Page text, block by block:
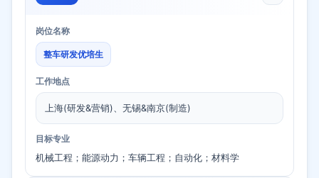
岗位名称
整车研发优培生
工作地点
上海(研发&营销)、无锡&南京(制造)
目标专业
机械工程；能源动力；车辆工程；自动化；材料学